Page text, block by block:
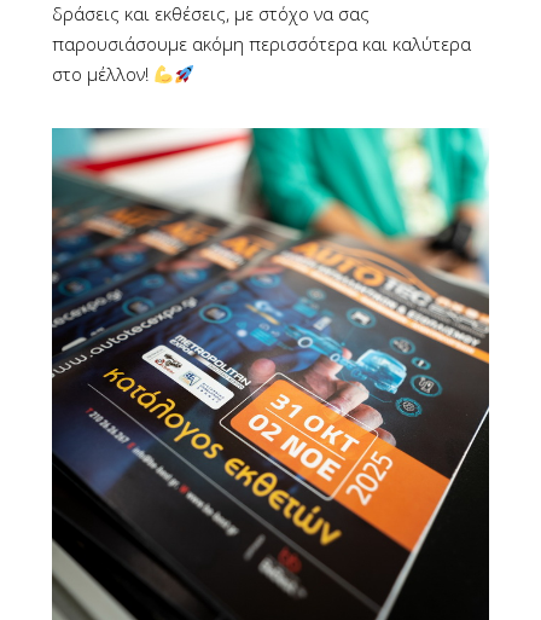
δράσεις και εκθέσεις, με στόχο να σας
παρουσιάσουμε ακόμη περισσότερα και καλύτερα
στο μέλλον!